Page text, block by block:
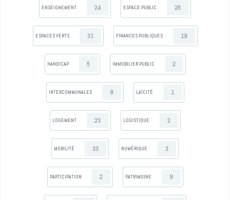
ENSEIGNEMENT 24 ESPACE PUBLIC 25
ESPACES VERTS 31 FINANCES PUBLIQUES 19
HANDICAP 5 IMMOBILIER PUBLIC 2
INTERCOMMUNALES 8 LAÏCITÉ 1
LOGEMENT 23 LOGISTIQUE 2
MOBILITÉ 33 NUMÉRIQUE 3
PARTICIPATION 2 PATRIMOINE 9